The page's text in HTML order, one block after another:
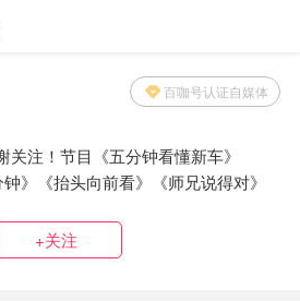
百咖号认证自媒体
注！节目《五分钟看懂新车》
》《抬头向前看》《师兄说得对》
+关注